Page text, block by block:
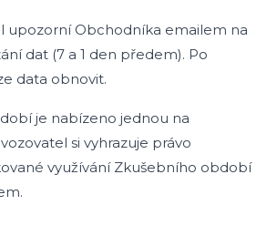
upozorní Obchodníka emailem na
dat (7 a 1 den předem). Po
data obnovit.
je nabízeno jednou na
si vyhrazuje právo
využívání Zkušebního období